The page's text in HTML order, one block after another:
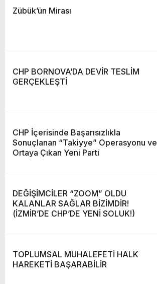
Zübük’ün Mirası
CHP BORNOVA’DA DEVİR TESLİM
GERÇEKLEŞTİ
CHP İçerisinde Başarısızlıkla
Sonuçlanan “Takiyye” Operasyonu ve
Ortaya Çıkan Yeni Parti
DEĞİŞİMCİLER “ZOOM” OLDU
KALANLAR SAĞLAR BİZİMDİR!
(İZMİR’DE CHP’DE YENİ SOLUK!)
TOPLUMSAL MUHALEFETİ HALK
HAREKETİ BAŞARABİLİR